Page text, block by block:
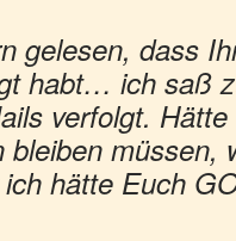
gelesen, dass
habt… ich saß
verfolgt.
bleiben müssen,
hätte Euch